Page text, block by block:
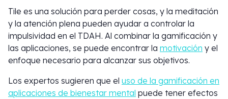
Tile es una solución para perder cosas, y la meditación
y la atención plena pueden ayudar a controlar la
impulsividad en el TDAH. Al combinar la gamificación y
las aplicaciones, se puede encontrar la motivación y el
enfoque necesario para alcanzar sus objetivos.
Los expertos sugieren que el uso de la gamificación en
aplicaciones de bienestar mental puede tener efectos